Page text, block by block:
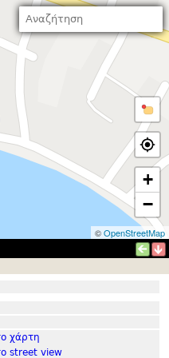
+
−
©OpenStreetMap
χάρτη
street view